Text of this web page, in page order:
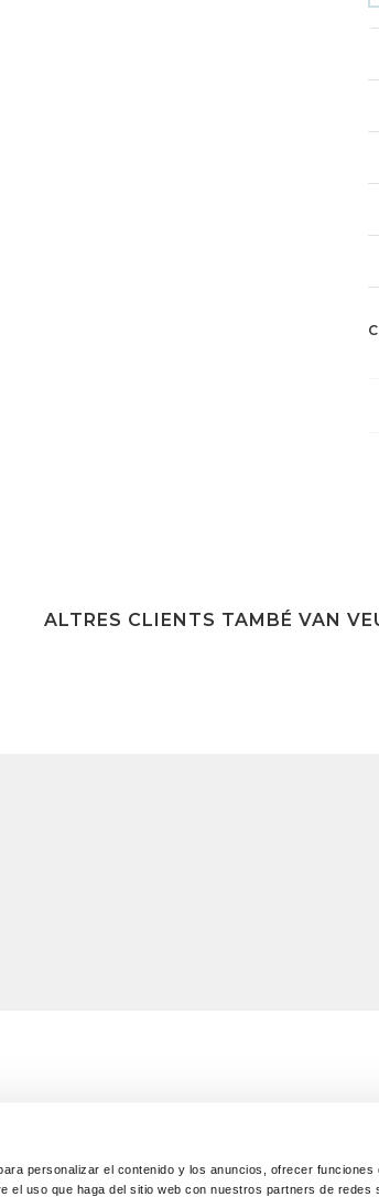
personalizar el contenido y los anuncios, ofrecer
el uso que haga del sitio web con nuestros partners de redes
ALTRES CLIENTS TAMBÉ VAN
lliurament
Política de